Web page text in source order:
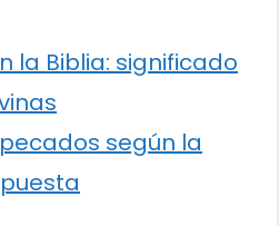
la Biblia: significado
según la